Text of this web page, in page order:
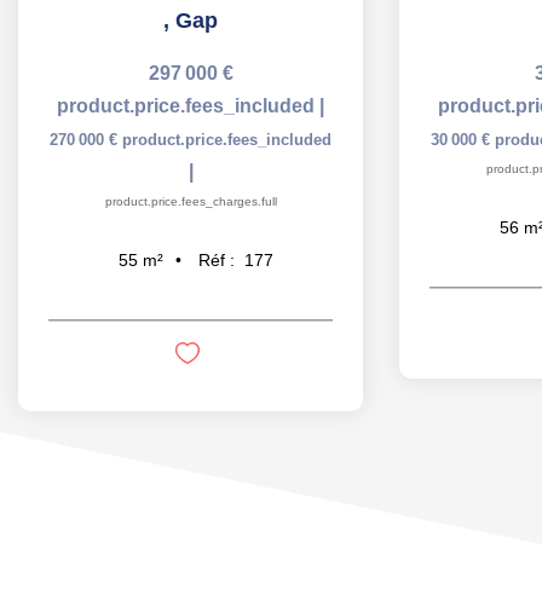
, Gap
297 000 €
product.price.fees_included
270 000 € product.price.fees_included
product.price.fees_charges.full
55 m² Réf : 177
30 000 €
56